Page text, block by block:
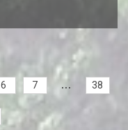
6 7 ... 38